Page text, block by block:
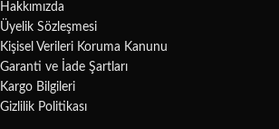
Hakkımızda
Üyelik Sözleşmesi
Kişisel Verileri Koruma Kanunu
Garanti ve İade Şartları
Kargo Bilgileri
Gizlilik Politikası